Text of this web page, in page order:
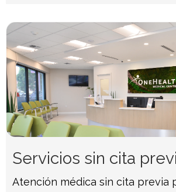
Servicios sin cita
Atención médica sin cita previa